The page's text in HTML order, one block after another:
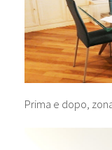
Prima e dopo,